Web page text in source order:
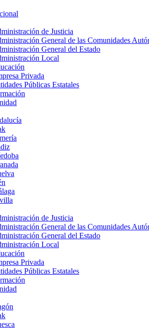
de Justicia
General de las Comunidades
General del Estado
Local
Privada
Públicas Estatales
de Justicia
General de las Comunidades
General del Estado
Local
Privada
Públicas Estatales